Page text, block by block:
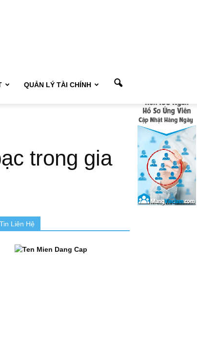
QUẢN LÝ TÀI CHÍNH
trong gia
Liên Hệ